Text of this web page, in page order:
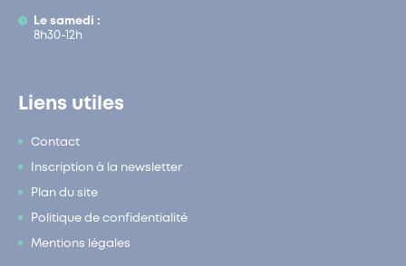
Le samedi :
8h30-12h
Liens utiles
Contact
Inscription à la newsletter
Plan du site
Politique de confidentialité
Mentions légales